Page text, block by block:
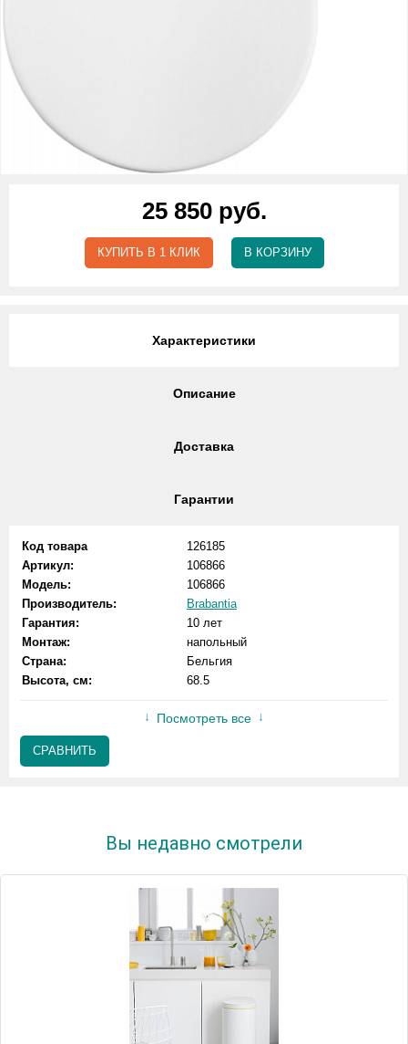
25 850 руб.
КУПИТЬ В 1 КЛИК В КОРЗИНУ
Характеристики
Описание
Доставка
Гарантии
Код товара
126185
Артикул:
106866
Модель:
106866
Производитель:
Brabantia
Гарантия:
10 лет
Монтаж:
напольный
Страна:
Бельгия
Высота, см:
68.5
Посмотреть все
СРАВНИТЬ
Вы недавно смотрели